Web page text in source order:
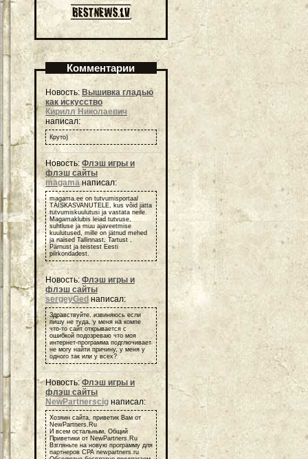
Комментарии
Новость: Вышивка гладью
как искусство
Кирилл Николаевич
написал:
Круто)
Новость: Флэш игры и
флэш сайты
magamaнаписал:
magama.ee on tutvumisportaal
TÄISKASVANUTELE, kus võid jätta
tutvumiskuulutusi ja vastata neile.
Magamaklubis leiad tutvuse,
suhtluse ja muu ajaveetmise
kuulutused, mille on jätnud mehed
ja naised Tallinnast, Tartust ,
Pärnust ja teistest Eesti
piirkondadest.
Новость: Флэш игры и
флэш сайты
sergeyGed написал:
Здравствуйте, извиняюсь если
пишу не туда, у меня на компе
что-то сайт открывается с
ошибкой подозреваю что моя
интернет-программа подглючивает
не могу найти причину, у меня у
одного так или у всех?
Новость: Флэш игры и
флэш сайты
NewPartnerscig написал:
Хозяин сайта, приветик Вам от
NewPartners.Ru
И всем остальным, Общий
Приветики от NewPartners.Ru
Взгляньте на новую программу для
партнеров СРА newpartners.ru